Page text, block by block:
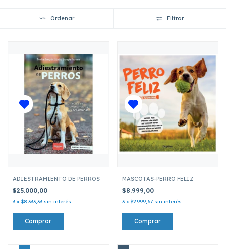
Ordenar Filtrar
ADIESTRAMIENTO DE PERROS
$25.000,00
3 x $8.333,33 sin interés
MASCOTAS-PERRO FELIZ
$8.999,00
3 x $2.999,67 sin interés